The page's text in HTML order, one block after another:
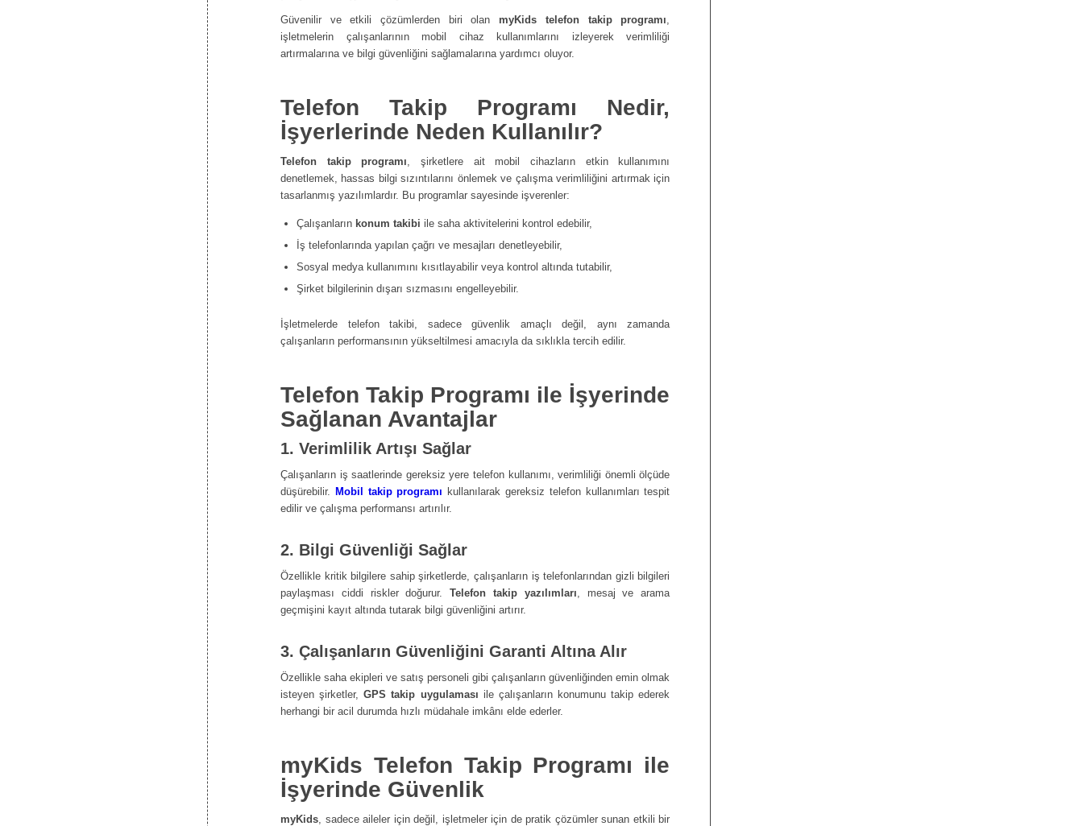
Güvenilir ve etkili çözümlerden biri olan myKids telefon takip programı
işletmelerin çalışanlarının mobil cihaz kullanımlarını izleyerek verimliliği
artırmalarına ve bilgi güvenliğini sağlamalarına yardımcı oluyor.
Telefon Takip Programı Nedir,
İşyerlerinde Neden Kullanılır?
Telefon takip programı , şirketlere ait mobil cihazların etkin kullanımını
denetlemek, hassas bilgi sızıntılarını önlemek ve çalışma verimliliğini artırmak için
tasarlanmış yazılımlardır. Bu programlar sayesinde işverenler:
Çalışanların konum takibi ile saha aktivitelerini kontrol edebilir,
İş telefonlarında yapılan çağrı ve mesajları denetleyebilir,
Sosyal medya kullanımını kısıtlayabilir veya kontrol altında tutabilir,
Şirket bilgilerinin dışarı sızmasını engelleyebilir.
İşletmelerde telefon takibi, sadece güvenlik amaçlı değil, aynı zamanda
çalışanların performansının yükseltilmesi amacıyla da sıklıkla tercih edilir.
Telefon Takip Programı ile İşyerinde
Sağlanan Avantajlar
1. Verimlilik Artışı Sağlar
Çalışanların iş saatlerinde gereksiz yere telefon kullanımı, verimliliği önemli ölçüde
düşürebilir. Mobil takip programı kullanılarak gereksiz telefon kullanımları tespit
edilir ve çalışma performansı artırılır.
2. Bilgi Güvenliği Sağlar
Özellikle kritik bilgilere sahip şirketlerde, çalışanların iş telefonlarından gizli bilgileri
paylaşması ciddi riskler doğurur.Telefon takip yazılımları , mesaj ve arama
geçmişini kayıt altında tutarak bilgi güvenliğini artırır.
3. Çalışanların Güvenliğini Garanti Altına Alır
Özellikle saha ekipleri ve satış personeli gibi çalışanların güvenliğinden emin olmak
isteyen şirketler,GPS takip uygulaması ile çalışanların konumunu takip ederek
herhangi bir acil durumda hızlı müdahale imkânı elde ederler.
myKids Telefon Takip Programı ile
İşyerinde Güvenlik
myKids , sadece aileler için değil, işletmeler için de pratik çözümler sunan etkili bir